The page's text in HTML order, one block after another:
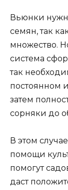
Вьюнки
семян, так
множество.
система
так
постоянном
затем
сорняки до
В этом
помощи
помогут
даст